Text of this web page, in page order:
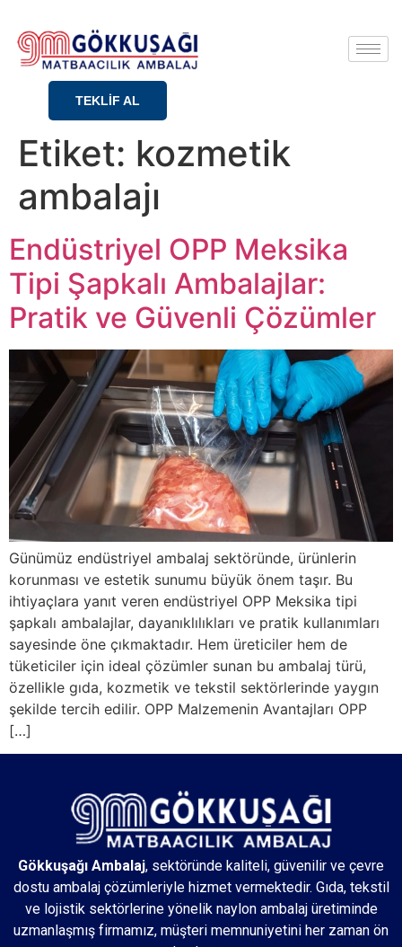
TEKLİF AL
Etiket: kozmetik
ambalajı
Endüstriyel OPP Meksika
Tipi Şapkalı Ambalajlar:
Pratik ve Güvenli Çözümler
Günümüz endüstriyel ambalaj sektöründe, ürünlerin
korunması ve estetik sunumu büyük önem taşır. Bu
ihtiyaçlara yanıt veren endüstriyel OPP Meksika tipi
şapkalı ambalajlar, dayanıklılıkları ve pratik kullanımları
sayesinde öne çıkmaktadır. Hem üreticiler hem de
tüketiciler için ideal çözümler sunan bu ambalaj türü,
özellikle gıda, kozmetik ve tekstil sektörlerinde yaygın
şekilde tercih edilir. OPP Malzemenin Avantajları OPP
[…]
Gökkuşağı Ambalaj, sektöründe kaliteli, güvenilir ve çevre
dostu ambalaj çözümleriyle hizmet vermektedir. Gıda, tekstil
ve lojistik sektörlerine yönelik naylon ambalaj üretiminde
uzmanlaşmış firmamız, müşteri memnuniyetini her zaman ön